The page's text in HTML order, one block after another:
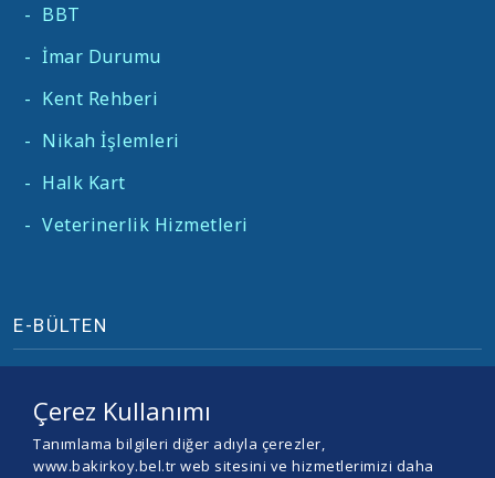
- BBT
- İmar Durumu
- Kent Rehberi
- Nikah İşlemleri
- Halk Kart
- Veterinerlik Hizmetleri
E-BÜLTEN
Çerez Kullanımı
Tanımlama bilgileri diğer adıyla çerezler,
www.bakirkoy.bel.tr web sitesini ve hizmetlerimizi daha